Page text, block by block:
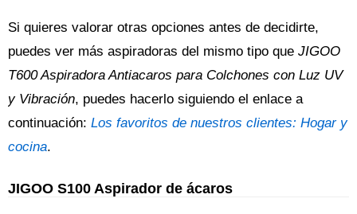
Si quieres valorar otras opciones antes de decidirte,
puedes ver más aspiradoras del mismo tipo que JIGOO
T600 Aspiradora Antiacaros para Colchones con Luz UV
y Vibración, puedes hacerlo siguiendo el enlace a
continuación: Los favoritos de nuestros clientes: Hogar y
cocina.
JIGOO S100 Aspirador de ácaros